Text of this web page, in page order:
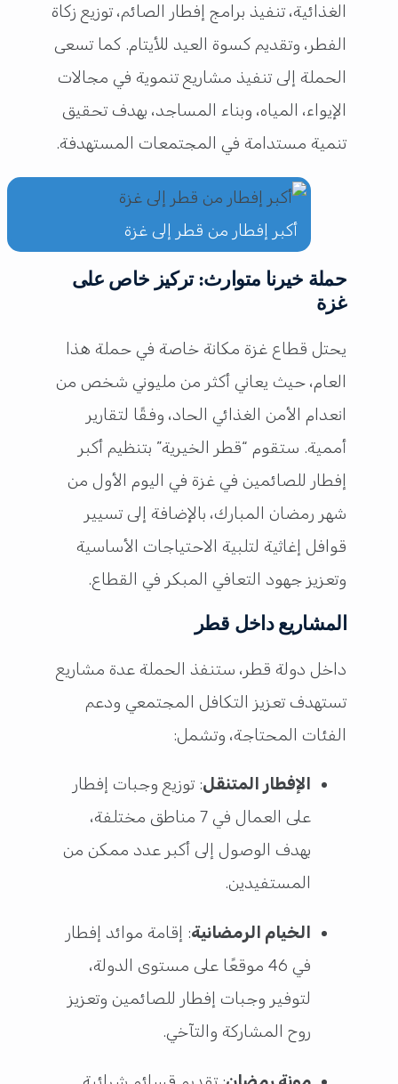
الغذائية، تنفيذ برامج إفطار الصائم، توزيع زكاة
الفطر، وتقديم كسوة العيد للأيتام. كما تسعى
الحملة إلى تنفيذ مشاريع تنموية في مجالات
الإيواء، المياه، وبناء المساجد، بهدف تحقيق
تنمية مستدامة في المجتمعات المستهدفة.
أكبر إفطار من قطر إلى غزة
حملة خيرنا متوارث: تركيز خاص على
غزة
يحتل قطاع غزة مكانة خاصة في حملة هذا
العام، حيث يعاني أكثر من مليوني شخص من
انعدام الأمن الغذائي الحاد، وفقًا لتقارير
أممية. ستقوم “قطر الخيرية” بتنظيم أكبر
إفطار للصائمين في غزة في اليوم الأول من
شهر رمضان المبارك، بالإضافة إلى تسيير
قوافل إغاثية لتلبية الاحتياجات الأساسية
وتعزيز جهود التعافي المبكر في القطاع.
المشاريع داخل قطر
داخل دولة قطر، ستنفذ الحملة عدة مشاريع
تستهدف تعزيز التكافل المجتمعي ودعم
الفئات المحتاجة، وتشمل:
الإفطار المتنقل: توزيع وجبات إفطار
على العمال في 7 مناطق مختلفة،
بهدف الوصول إلى أكبر عدد ممكن من
المستفيدين.
الخيام الرمضانية: إقامة موائد إفطار
في 46 موقعًا على مستوى الدولة،
لتوفير وجبات إفطار للصائمين وتعزيز
روح المشاركة والتآخي.